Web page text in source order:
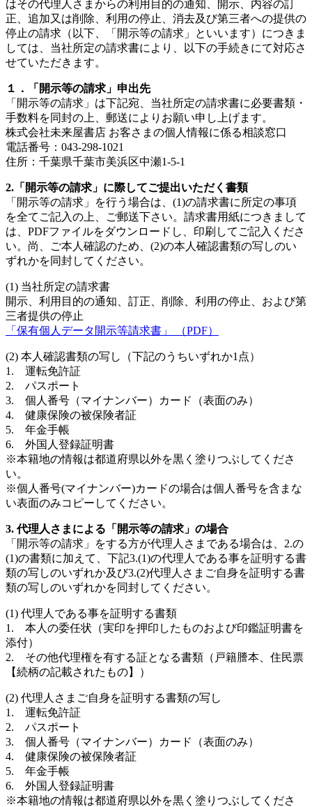
はその代理人さまからの利用目的の通知、開示、内容の訂
正、追加又は削除、利用の停止、消去及び第三者への提供の
停止の請求（以下、「開示等の請求」といいます）につきま
しては、当社所定の請求書により、以下の手続きにて対応さ
せていただきます。
１．「開示等の請求」申出先
「開示等の請求」は下記宛、当社所定の請求書に必要書類・
手数料を同封の上、郵送によりお願い申し上げます。
株式会社未来屋書店 お客さまの個人情報に係る相談窓口
電話番号：043-298-1021
住所：千葉県千葉市美浜区中瀬1-5-1
2.「開示等の請求」に際してご提出いただく書類
「開示等の請求」を行う場合は、(1)の請求書に所定の事項
を全てご記入の上、ご郵送下さい。請求書用紙につきまして
は、PDFファイルをダウンロードし、印刷してご記入くださ
い。尚、ご本人確認のため、(2)の本人確認書類の写しのい
ずれかを同封してください。
(1) 当社所定の請求書
開示、利用目的の通知、訂正、削除、利用の停止、および第
三者提供の停止
「保有個人データ開示等請求書」 （PDF）
(2) 本人確認書類の写し（下記のうちいずれか1点）
1. 運転免許証
2. パスポート
3. 個人番号（マイナンバー）カード（表面のみ）
4. 健康保険の被保険者証
5. 年金手帳
6. 外国人登録証明書
※本籍地の情報は都道府県以外を黒く塗りつぶしてくださ
い。
※個人番号(マイナンバー)カードの場合は個人番号を含まな
い表面のみコピーしてください。
3. 代理人さまによる「開示等の請求」の場合
「開示等の請求」をする方が代理人さまである場合は、2.の
(1)の書類に加えて、下記3.(1)の代理人である事を証明する書
類の写しのいずれか及び3.(2)代理人さまご自身を証明する書
類の写しのいずれかを同封してください。
(1) 代理人である事を証明する書類
1. 本人の委任状（実印を押印したものおよび印鑑証明書を
添付）
2. その他代理権を有する証となる書類（戸籍謄本、住民票
【続柄の記載されたもの】）
(2) 代理人さまご自身を証明する書類の写し
1. 運転免許証
2. パスポート
3. 個人番号（マイナンバー）カード（表面のみ）
4. 健康保険の被保険者証
5. 年金手帳
6. 外国人登録証明書
※本籍地の情報は都道府県以外を黒く塗りつぶしてくださ